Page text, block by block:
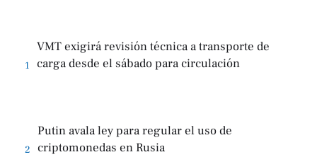
1
VMT exigirá revisión técnica a transporte de
carga desde el sábado para circulación
2
Putin avala ley para regular el uso de
criptomonedas en Rusia